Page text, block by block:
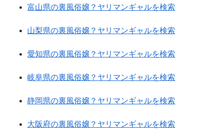
富山県の裏風俗嬢？ヤリマンギャルを検索
山梨県の裏風俗嬢？ヤリマンギャルを検索
愛知県の裏風俗嬢？ヤリマンギャルを検索
岐阜県の裏風俗嬢？ヤリマンギャルを検索
静岡県の裏風俗嬢？ヤリマンギャルを検索
大阪府の裏風俗嬢？ヤリマンギャルを検索